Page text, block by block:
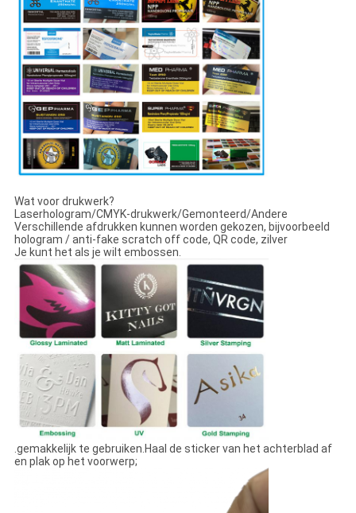
Wat voor drukwerk?
Laserhologram/CMYK-drukwerk/Gemonteerd/Andere
Verschillende afdrukken kunnen worden gekozen, bijvoorbeeld
hologram / anti-fake scratch off code, QR code, zilver
Je kunt het als je wilt embossen.
.gemakkelijk te gebruiken.Haal de sticker van het achterblad af
en plak op het voorwerp;